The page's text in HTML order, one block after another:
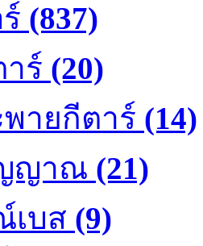
(837)
ร์ (20)
ายกีตาร์ (14)
ญาณ (21)
เบส (9)